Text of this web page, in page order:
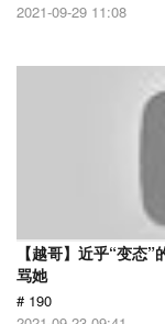
2021-09-29 11:08
【越哥】近乎“变态
骂她
# 190